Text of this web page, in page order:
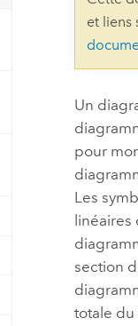
naturelleset liens
Un
pour
Les
linéaires
section
totale du